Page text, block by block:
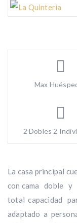
Max
2 Dobles 2
La casa principal
con cama doble y
total capacidad
adaptado a